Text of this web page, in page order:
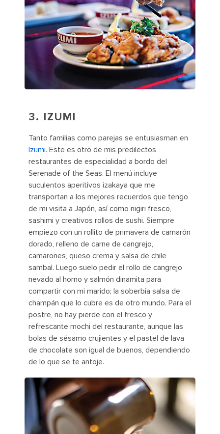
3. IZUMI
Tanto familias como parejas se entusiasman en
Izumi. Este es otro de mis predilectos
restaurantes de especialidad a bordo del
Serenade of the Seas. El menú incluye
suculentos aperitivos izakaya que me
transportan a los mejores recuerdos que tengo
de mi visita a Japón, así como nigiri fresco,
sashimi y creativos rollos de sushi. Siempre
empiezo con un rollito de primavera de camarón
dorado, relleno de carne de cangrejo,
camarones, queso crema y salsa de chile
sambal. Luego suelo pedir el rollo de cangrejo
nevado al horno y salmón dinamita para
compartir con mi marido; la soberbia salsa de
champán que lo cubre es de otro mundo. Para el
postre, no hay pierde con el fresco y
refrescante mochi del restaurante, aunque las
bolas de sésamo crujientes y el pastel de lava
de chocolate son igual de buenos, dependiendo
de lo que se te antoje.